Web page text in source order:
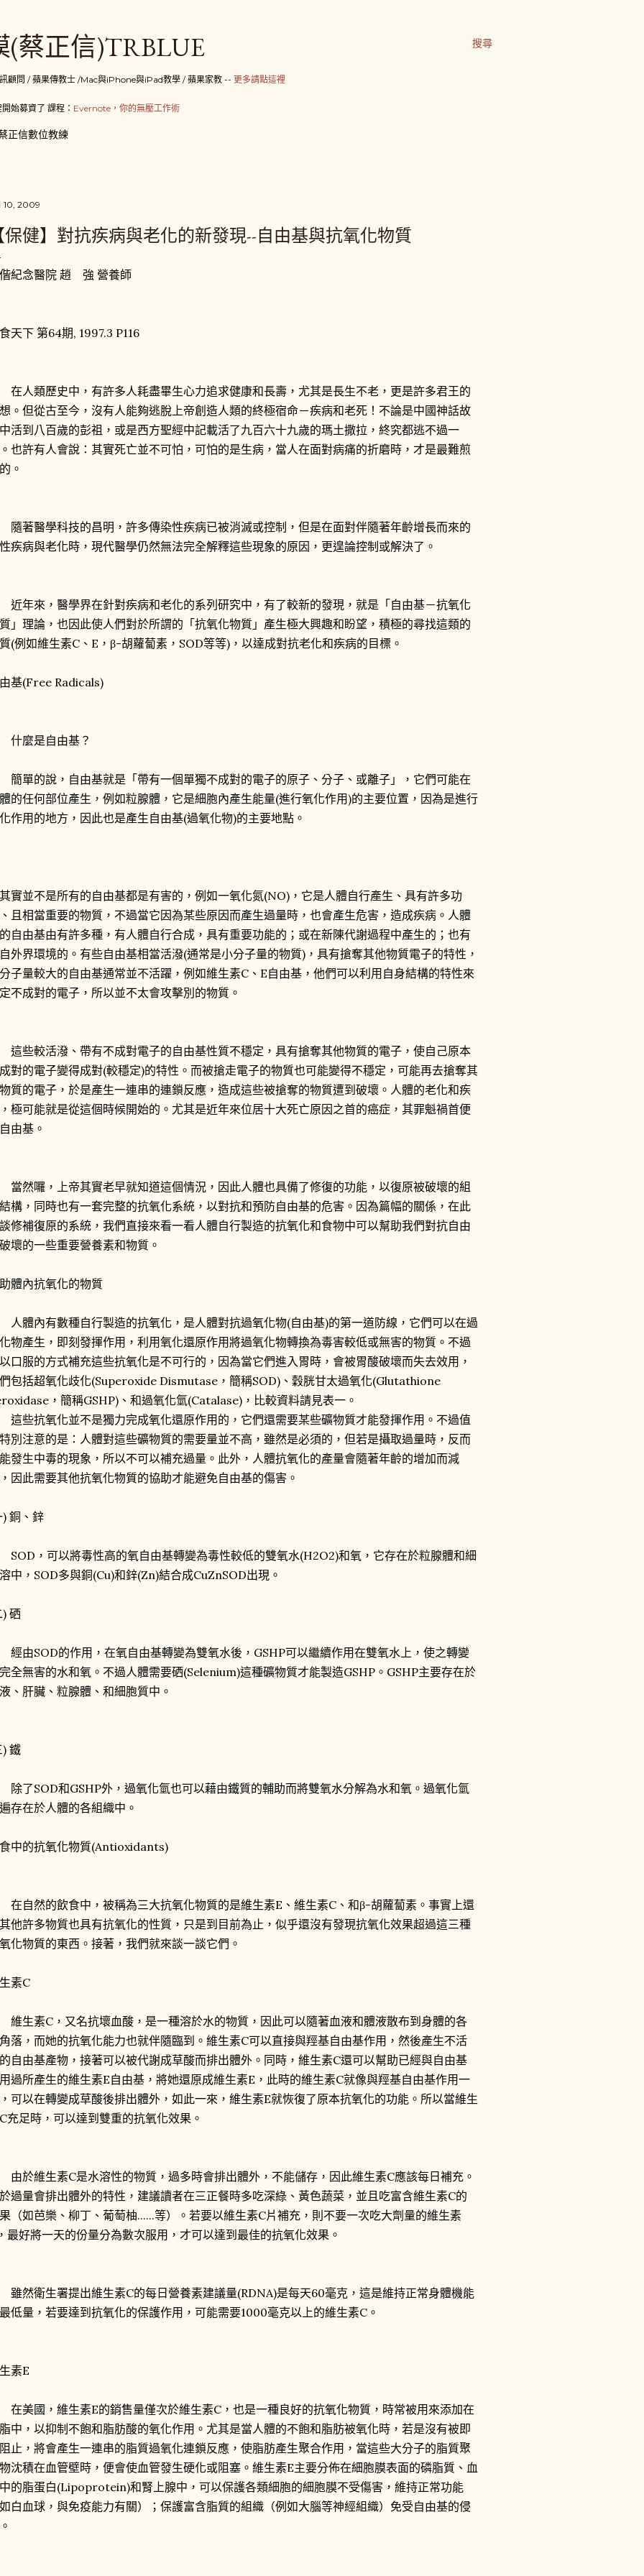
搜尋
(蔡正信)TRBLUE
顧問 / 蘋果傳教士 /Mac與iPhone與iPad教學 / 蘋果家教 -- 更多請點這裡
始募資了 課程： Evernote，你的無壓工作術
正信數位教練
10, 2009
保健】對抗疾病與老化的新發現--自由基與抗氧化物質
紀念醫院 趙 強 營養師
天下 第64期, 1997.3 P116
人類歷史中，有許多人耗盡畢生心力追求健康和長壽，尤其是長生不老，更是許多君王的
。但從古至今，沒有人能夠逃脫上帝創造人類的終極宿命－疾病和老死！不論是中國神話故
活到八百歲的彭祖，或是西方聖經中記載活了九百六十九歲的瑪土撒拉，終究都逃不過一
也許有人會說：其實死亡並不可怕，可怕的是生病，當人在面對病痛的折磨時，才是最難煎
。
著醫學科技的昌明，許多傳染性疾病已被消滅或控制，但是在面對伴隨著年齡增長而來的
疾病與老化時，現代醫學仍然無法完全解釋這些現象的原因，更遑論控制或解決了。
年來，醫學界在針對疾病和老化的系列研究中，有了較新的發現，就是「自由基－抗氧化
」理論，也因此使人們對於所謂的「抗氧化物質」產生極大興趣和盼望，積極的尋找這類的
(例如維生素C、E，β-胡蘿蔔素，SOD等等)，以達成對抗老化和疾病的目標。
基(Free Radicals)
麼是自由基？
單的說，自由基就是「帶有一個單獨不成對的電子的原子、分子、或離子」，它們可能在
的任何部位產生，例如粒腺體，它是細胞內產生能量(進行氧化作用)的主要位置，因為是進行
作用的地方，因此也是產生自由基(過氧化物)的主要地點。
實並不是所有的自由基都是有害的，例如一氧化氮(NO)，它是人體自行產生、具有許多功
且相當重要的物質，不過當它因為某些原因而產生過量時，也會產生危害，造成疾病。人體
自由基由有許多種，有人體自行合成，具有重要功能的；或在新陳代謝過程中產生的；也有
外界環境的。有些自由基相當活潑(通常是小分子量的物質)，具有搶奪其他物質電子的特性，
子量較大的自由基通常並不活躍，例如維生素C、E自由基，他們可以利用自身結構的特性來
不成對的電子，所以並不太會攻擊別的物質。
些較活潑、帶有不成對電子的自由基性質不穩定，具有搶奪其他物質的電子，使自己原本
對的電子變得成對(較穩定)的特性。而被搶走電子的物質也可能變得不穩定，可能再去搶奪其
質的電子，於是產生一連串的連鎖反應，造成這些被搶奪的物質遭到破壞。人體的老化和疾
極可能就是從這個時候開始的。尤其是近年來位居十大死亡原因之首的癌症，其罪魁禍首便
由基。
然囉，上帝其實老早就知道這個情況，因此人體也具備了修復的功能，以復原被破壞的組
構，同時也有一套完整的抗氧化系統，以對抗和預防自由基的危害。因為篇幅的關係，在此
修補復原的系統，我們直接來看一看人體自行製造的抗氧化和食物中可以幫助我們對抗自由
壞的一些重要營養素和物質。
體內抗氧化的物質
體內有數種自行製造的抗氧化，是人體對抗過氧化物(自由基)的第一道防線，它們可以在過
物產生，即刻發揮作用，利用氧化還原作用將過氧化物轉換為毒害較低或無害的物質。不過
口服的方式補充這些抗氧化是不可行的，因為當它們進入胃時，會被胃酸破壞而失去效用，
包括超氧化歧化(Superoxide Dismutase，簡稱SOD)、穀胱甘太過氧化(Glutathione
，簡稱GSHP)、和過氧化氫(Catalase)，比較資料請見表一。
些抗氧化並不是獨力完成氧化還原作用的，它們還需要某些礦物質才能發揮作用。不過值
別注意的是：人體對這些礦物質的需要量並不高，雖然是必須的，但若是攝取過量時，反而
發生中毒的現象，所以不可以補充過量。此外，人體抗氧化的產量會隨著年齡的增加而減
因此需要其他抗氧化物質的協助才能避免自由基的傷害。
) 銅、鋅
，可以將毒性高的氧自由基轉變為毒性較低的雙氧水(H2O2)和氧，它存在於粒腺體和細
中，SOD多與銅(Cu)和鋅(Zn)結合成CuZnSOD出現。
) 硒
由SOD的作用，在氧自由基轉變為雙氧水後，GSHP可以繼續作用在雙氧水上，使之轉變
全無害的水和氧。不過人體需要硒(Selenium)這種礦物質才能製造GSHP。GSHP主要存在於
、肝臟、粒腺體、和細胞質中。
) 鐵
了SOD和GSHP外，過氧化氫也可以藉由鐵質的輔助而將雙氧水分解為水和氧。過氧化氫
存在於人體的各組織中。
中的抗氧化物質(Antioxidants)
自然的飲食中，被稱為三大抗氧化物質的是維生素E、維生素C、和β-胡蘿蔔素。事實上還
他許多物質也具有抗氧化的性質，只是到目前為止，似乎還沒有發現抗氧化效果超過這三種
化物質的東西。接著，我們就來談一談它們。
素C
生素C，又名抗壞血酸，是一種溶於水的物質，因此可以隨著血液和體液散布到身體的各
落，而她的抗氧化能力也就伴隨臨到。維生素C可以直接與羥基自由基作用，然後產生不活
自由基產物，接著可以被代謝成草酸而排出體外。同時，維生素C還可以幫助已經與自由基
過所產生的維生素E自由基，將她還原成維生素E，此時的維生素C就像與羥基自由基作用一
可以在轉變成草酸後排出體外，如此一來，維生素E就恢復了原本抗氧化的功能。所以當維生
充足時，可以達到雙重的抗氧化效果。
於維生素C是水溶性的物質，過多時會排出體外，不能儲存，因此維生素C應該每日補充。
過量會排出體外的特性，建議讀者在三正餐時多吃深綠、黃色蔬菜，並且吃富含維生素C的
（如芭樂、柳丁、葡萄柚......等）。若要以維生素C片補充，則不要一次吃大劑量的維生素
最好將一天的份量分為數次服用，才可以達到最佳的抗氧化效果。
然衛生署提出維生素C的每日營養素建議量(RDNA)是每天60毫克，這是維持正常身體機能
低量，若要達到抗氧化的保護作用，可能需要1000毫克以上的維生素C。
素E
美國，維生素E的銷售量僅次於維生素C，也是一種良好的抗氧化物質，時常被用來添加在
中，以抑制不飽和脂肪酸的氧化作用。尤其是當人體的不飽和脂肪被氧化時，若是沒有被即
止，將會產生一連串的脂質過氧化連鎖反應，使脂肪產生聚合作用，當這些大分子的脂質聚
沈積在血管壁時，便會使血管發生硬化或阻塞。維生素E主要分佈在細胞膜表面的磷脂質、血
的脂蛋白(Lipoprotein)和腎上腺中，可以保護各類細胞的細胞膜不受傷害，維持正常功能
如白血球，與免疫能力有關）；保護富含脂質的組織（例如大腦等神經組織）免受自由基的侵